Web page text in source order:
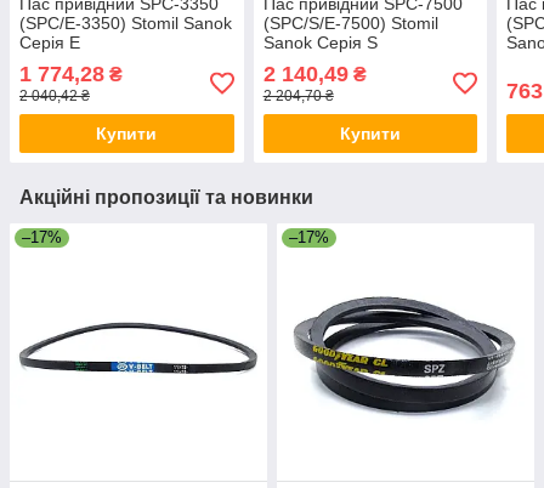
(SPC/E-3350) Stomil Sanok
Серія E
1 774,28 ₴
2 040,42 ₴
Купити
(SPC/S/E-7500) Stomil
Sanok Серія S
2 140,49₴
2 204,70 ₴
Купити
Акційні пропозиції та новинки
–17% –17%